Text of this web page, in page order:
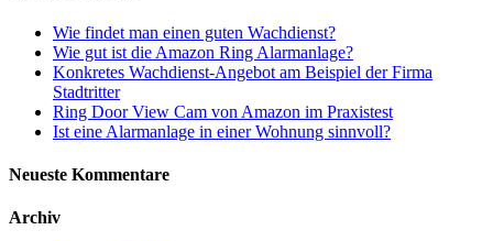
Wie findet man einen guten Wachdienst?
Wie gut ist die Amazon Ring Alarmanlage?
Konkretes Wachdienst-Angebot am Beispiel der Firma
Stadtritter
Ring Door View Cam von Amazon im Praxistest
Ist eine Alarmanlage in einer Wohnung sinnvoll?
Neueste Kommentare
Archiv